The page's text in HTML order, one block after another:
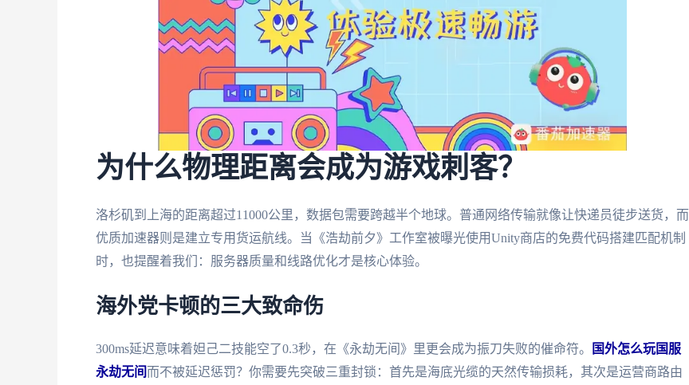
为什么物理距离会成为游戏刺客？
洛杉矶到上海的距离超过11000公里，数据包需要跨越半个地球。普通网络传输就像让快递员徒步送货，而
优质加速器则是建立专用货运航线。当《浩劫前夕》工作室被曝光使用Unity商店的免费代码搭建匹配机制
时，也提醒着我们：服务器质量和线路优化才是核心体验。
海外党卡顿的三大致命伤
300ms延迟意味着妲己二技能空了0.3秒，在《永劫无间》里更会成为振刀失败的催命符。
国外怎么玩国服
永劫无间 而不被延迟惩罚？你需要先突破三重封锁：首先是海底光缆的天然传输损耗，其次是运营商路由